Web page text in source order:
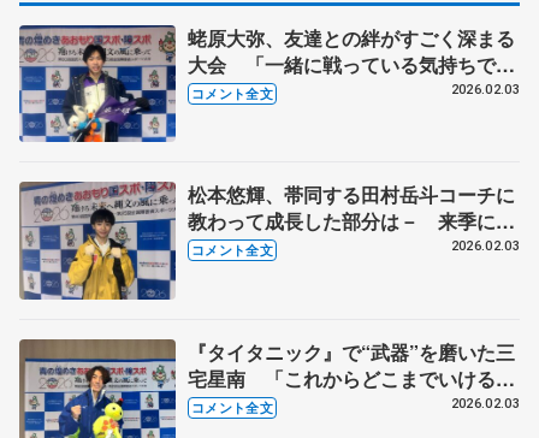
蛯原大弥、友達との絆がすごく深まる
大会 「一緒に戦っている気持ちで応
援する」 【国民スポーツ大会冬季大
コメント全文 2026.02.03
松本悠輝、帯同する田村岳斗コーチに
教わって成長した部分は－ 来季に向
け「ちょっと身長が低くても演技に迫
コメント全文 2026.02.03
『タイタニック』で“武器”を磨いた三
宅星南 「これからどこまでいける
か、ワクワクしている」 【国民スポ
コメント全文 2026.02.03